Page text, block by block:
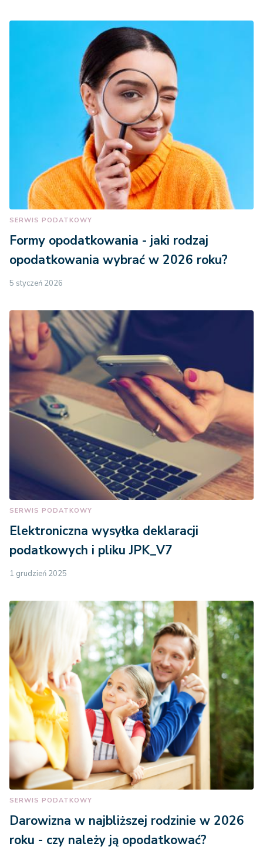
SERWIS PODATKOWY
Formy opodatkowania - jaki rodzaj
opodatkowania wybrać w 2026 roku?
5 styczeń 2026
SERWIS PODATKOWY
Elektroniczna wysyłka deklaracji
podatkowych i pliku JPK_V7
1 grudzień 2025
SERWIS PODATKOWY
Darowizna w najbliższej rodzinie w 2026
roku - czy należy ją opodatkować?